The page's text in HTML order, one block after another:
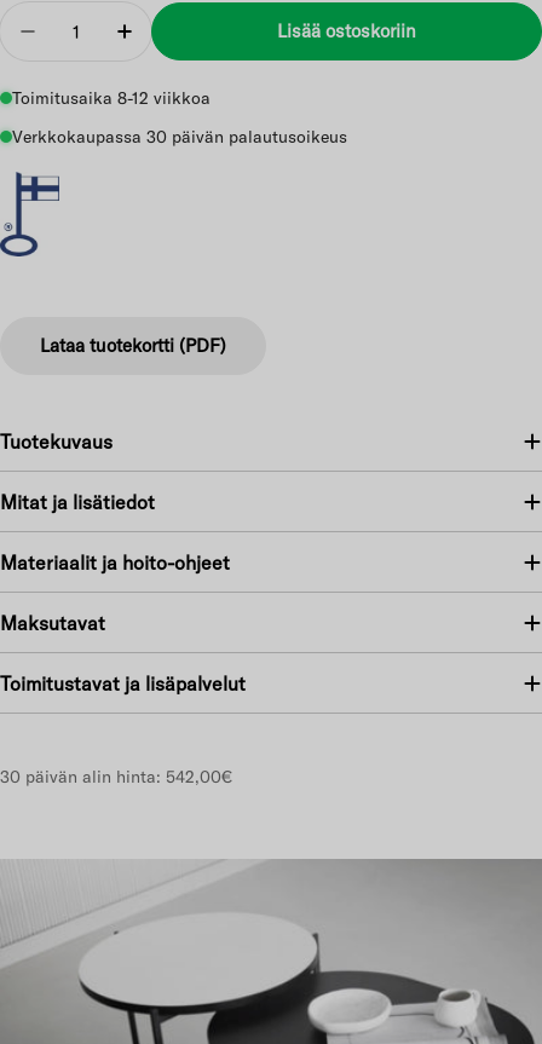
Vähennä Lisää
Lisää ostoskoriin
Toimitusaika 8-12 viikkoa
Verkkokaupassa 30 päivän palautusoikeus
Lataa tuotekortti (PDF)
Tuotekuvaus
Mitat ja lisätiedot
Materiaalit ja hoito-ohjeet
Maksutavat
Toimitustavat ja lisäpalvelut
30 päivän alin hinta: 542,00€